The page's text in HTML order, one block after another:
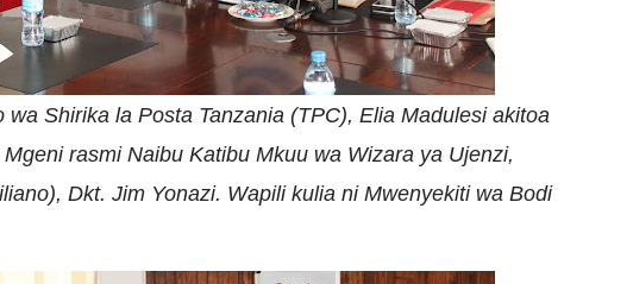
Shirika la Posta Tanzania (TPC), Elia Madulesi akitoa
rasmi Naibu Katibu Mkuu wa Wizara ya Ujenzi,
Dkt. Jim Yonazi. Wapili kulia ni Mwenyekiti wa Bodi